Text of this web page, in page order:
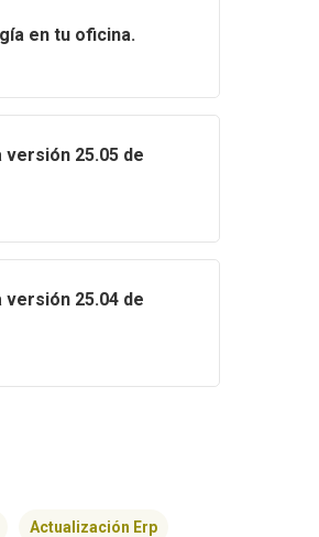
en tu oficina.
versión 25.05 de
versión 25.04 de
Actualización Erp